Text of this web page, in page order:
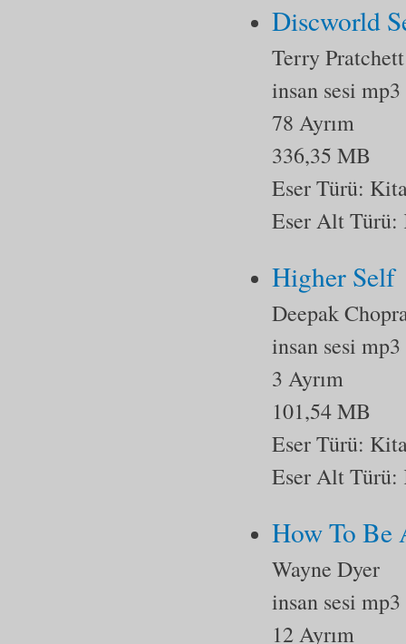
Discworld
Terry Pratchett
insan sesi mp3
78 Ayrım
336,35 MB
Eser Türü:
Eser Alt Türü:
Higher Self
Deepak
insan sesi mp3
3 Ayrım
101,54 MB
Eser Türü:
Eser Alt Türü:
How To Be
Wayne Dyer
insan sesi mp3
12 Ayrım